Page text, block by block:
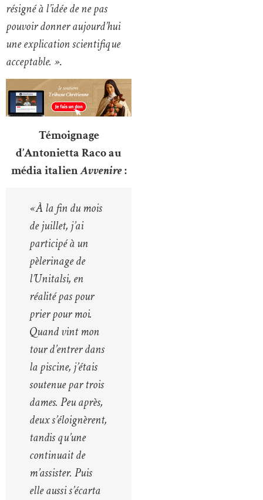
résigné à l’idée de ne pas
pouvoir donner aujourd’hui
une explication scientifique
acceptable. ».
Témoignage
d’Antonietta Raco au
média italienAvvenire:
« À la fin du mois
de juillet, j’ai
participé à un
pèlerinage de
l’Unitalsi, en
réalité pas pour
prier pour moi.
Quand vint mon
tour d’entrer dans
la piscine, j’étais
soutenue par trois
dames. Peu après,
deux s’éloignèrent,
tandis qu’une
continuait de
m’assister. Puis
elle aussi s’écarta